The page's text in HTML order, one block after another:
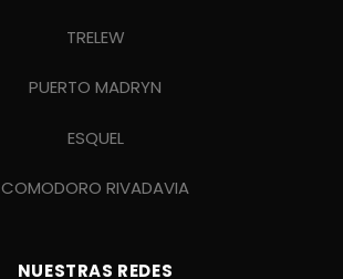
TRELEW
PUERTO MADRYN
ESQUEL
COMODORO RIVADAVIA
NUESTRAS REDES